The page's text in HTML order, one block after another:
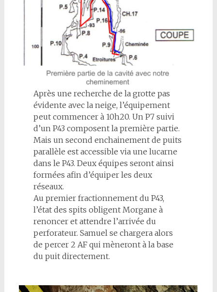
Après une recherche de la grotte pas
évidente avec la neige, l’équipement
peut commencer à 10h20. Un P7 suivi
d’un P43 composent la première partie.
Mais un second enchainement de puits
parallèle est accessible via une lucarne
dans le P43. Deux équipes seront ainsi
formées afin d’équiper les deux
réseaux.
Au premier fractionnement du P43,
l’état des spits obligent Morgane à
renoncer et attendre l’arrivée du
perforateur. Samuel se chargera alors
de percer 2 AF qui mèneront à la base
du puit directement.